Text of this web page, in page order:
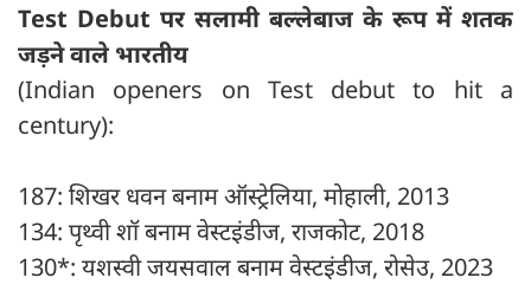
Test Debut पर सलामी बल्लेबाज के रूप में शतक
जड़ने वाले भारतीय
(Indian openers on Test debut to hit a
century):
187: शिखर धवन बनाम ऑस्ट्रेलिया, मोहाली, 2013
134: पृथ्वी शॉ बनाम वेस्टइंडीज, राजकोट, 2018
130*: यशस्वी जयसवाल बनाम वेस्टइंडीज, रोसेउ, 2023